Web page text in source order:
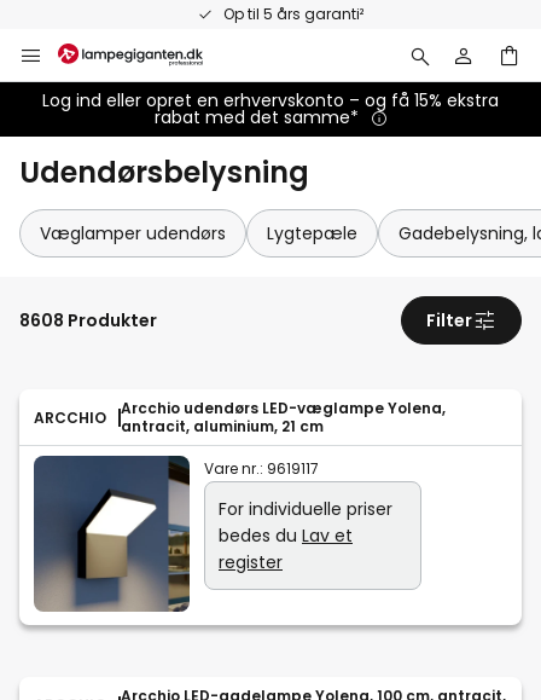
Op til 5 års garanti²
to
Content
Log ind eller opret en erhvervskonto – og få 15% ekstra
rabat med det samme*
Udendørsbelysning
Væglamper udendørs Lygtepæle Gadebelysning,
ARCCHIO
Arcchio udendørs LED-væglampe Yolena,
antracit, aluminium, 21 cm
Vare nr.: 9619117
For individuelle priser
bedes du Lav et
register
8608 Produkter Filter